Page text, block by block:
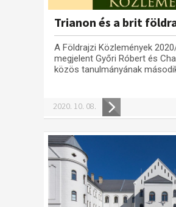
Trianon és a brit
A Földrajzi Közlemények
megjelent Győri Róbert és
közös tanulmányának
2020. 10. 08.